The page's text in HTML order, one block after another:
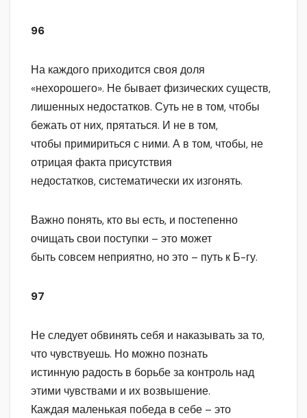
96
На каждого приходится своя доля
«нехорошего». Не бывает физических существ,
лишенных недостатков. Суть не в том, чтобы
бежать от них, прятаться. И не в том,
чтобы примириться с ними. А в том, чтобы, не
отрицая факта присутствия
недостатков, систематически их изгонять.
Важно понять, кто вы есть, и постепенно
очищать свои поступки – это может
быть совсем неприятно, но это – путь к Б-гу.
97
Не следует обвинять себя и наказывать за то,
что чувствуешь. Но можно познать
истинную радость в борьбе за контроль над
этими чувствами и их возвышение.
Каждая маленькая победа в себе – это